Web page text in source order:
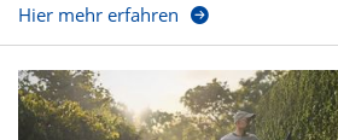
Hier mehr erfahren